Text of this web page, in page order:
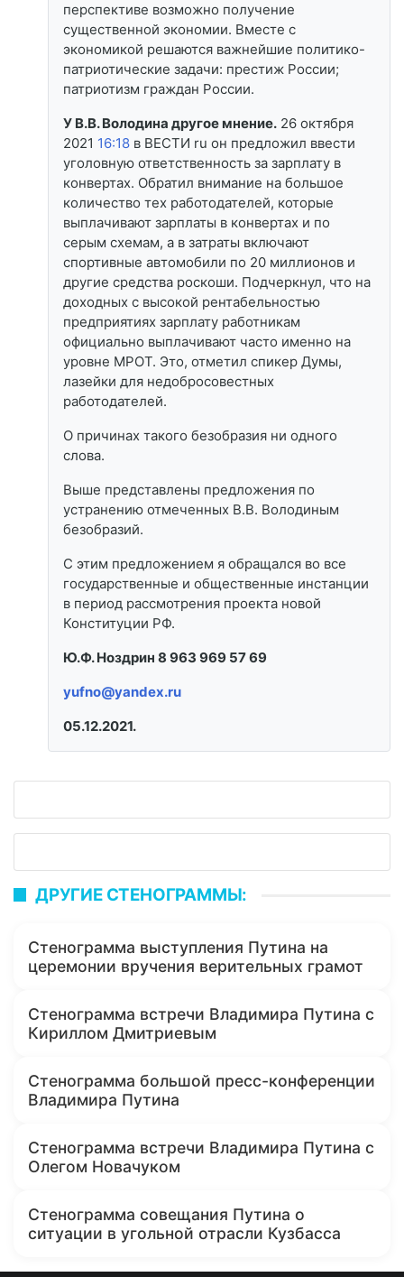
перспективе возможно получение
существенной экономии. Вместе с
экономикой решаются важнейшие политико-
патриотические задачи: престиж России;
патриотизм граждан России.
У В.В. Володина другое мнение. 26 октября
2021 16:18 в ВЕСТИ ru он предложил ввести
уголовную ответственность за зарплату в
конвертах. Обратил внимание на большое
количество тех работодателей, которые
выплачивают зарплаты в конвертах и по
серым схемам, а в затраты включают
спортивные автомобили по 20 миллионов и
другие средства роскоши. Подчеркнул, что на
доходных с высокой рентабельностью
предприятиях зарплату работникам
официально выплачивают часто именно на
уровне МРОТ. Это, отметил спикер Думы,
лазейки для недобросовестных
работодателей.
О причинах такого безобразия ни одного
слова.
Выше представлены предложения по
устранению отмеченных В.В. Володиным
безобразий.
С этим предложением я обращался во все
государственные и общественные инстанции
в период рассмотрения проекта новой
Конституции РФ.
Ю.Ф. Ноздрин 8 963 969 57 69
yufno@yandex.ru
05.12.2021.
ДРУГИЕ СТЕНОГРАММЫ:
Стенограмма выступления Путина на
церемонии вручения верительных грамот
Стенограмма встречи Владимира Путина с
Кириллом Дмитриевым
Стенограмма большой пресс-конференции
Владимира Путина
Стенограмма встречи Владимира Путина с
Олегом Новачуком
Стенограмма совещания Путина о
ситуации в угольной отрасли Кузбасса